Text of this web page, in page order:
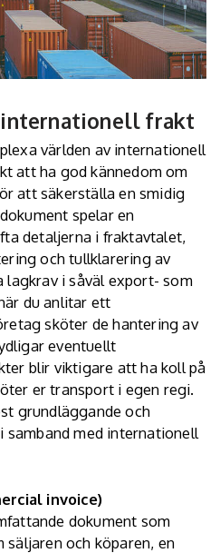
frakt
världen av internationell
att ha god kännedom om
att säkerställa en smidig
spelar en
detaljerna i fraktavtalet,
och tullklarering av
lagkrav i såväl export- som
du anlitar ett
sköter de hantering av
eventuellt
blir viktigare att ha koll på
er transport i egen regi.
grundläggande och
samband med internationell
invoice)
dokument som
och köparen, en